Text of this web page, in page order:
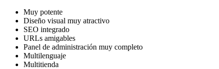
Muy potente
Diseño visual muy atractivo
SEO integrado
URLs amigables
Panel de administración muy completo
Multilenguaje
Multitienda